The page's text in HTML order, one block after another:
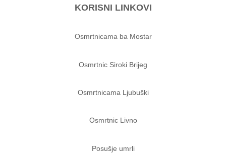
KORISNI LINKOVI
Osmrtnicama ba Mostar
Osmrtnic Siroki Brijeg
Osmrtnicama Ljubuški
Osmrtnic Livno
Posušje umrli